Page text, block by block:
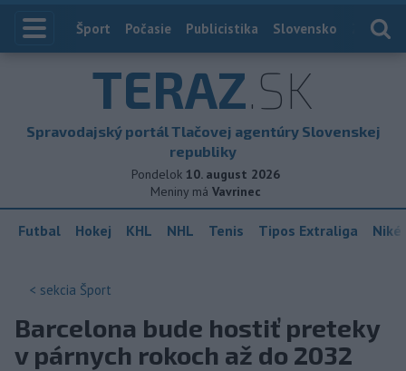
Index
Šport Počasie Publicistika Slovensko
TERAZ.SK
Spravodajský portál Tlačovej agentúry Slovenskej
republiky
Pondelok 10. august 2026
Meniny má Vavrinec
Futbal Hokej KHL NHL Tenis Tipos Extraliga
< sekcia Šport
Barcelona bude hostiť preteky
v párnych rokoch až do 2032